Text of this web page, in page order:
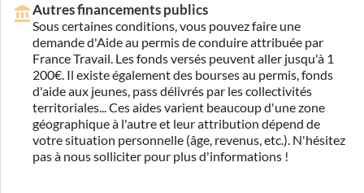
Autres financements publics
Sous certaines conditions, vous pouvez faire une
demande d'Aide au permis de conduire attribuée par
France Travail. Les fonds versés peuvent aller jusqu'à 1
200€. Il existe également des bourses au permis, fonds
d'aide aux jeunes, pass délivrés par les collectivités
territoriales... Ces aides varient beaucoup d'une zone
géographique à l'autre et leur attribution dépend de
votre situation personnelle (âge, revenus, etc.). N'hésitez
pas à nous solliciter pour plus d'informations !